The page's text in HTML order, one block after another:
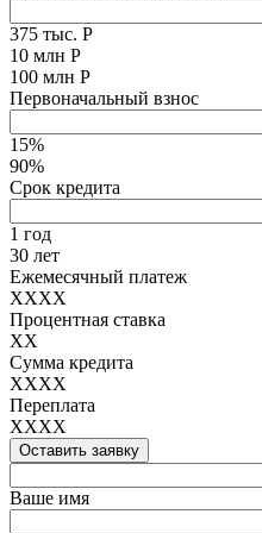
375 тыс. Р
10 млн Р
100 млн Р
Первоначальный взнос
15%
90%
Срок кредита
1 год
30 лет
Ежемесячный платеж
XXXX
Процентная ставка
XX
Сумма кредита
XXXX
Переплата
XXXX
Оставить заявку
Ваше имя